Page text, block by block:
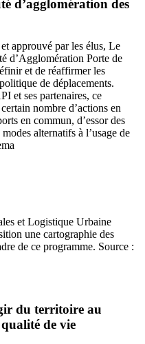
d’agglomération des
approuvé par les élus, Le
d’Agglomération Porte de
et de réaffirmer les
de déplacements.
et ses partenaires, ce
nombre d’actions en
en commun, d’essor des
alternatifs à l’usage de
et Logistique Urbaine
une cartographie des
de ce programme. Source :
du territoire au
de vie